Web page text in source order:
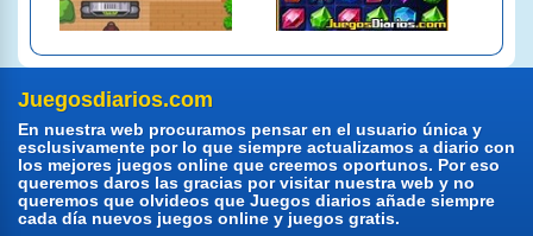
Juegosdiarios.com
En nuestra web procuramos pensar en el usuario única y
esclusivamente por lo que siempre actualizamos a diario con
los mejores juegos online que creemos oportunos. Por eso
queremos daros las gracias por visitar nuestra web y no
queremos que olvideos que Juegos diarios añade siempre
cada día nuevos juegos online y juegos gratis.